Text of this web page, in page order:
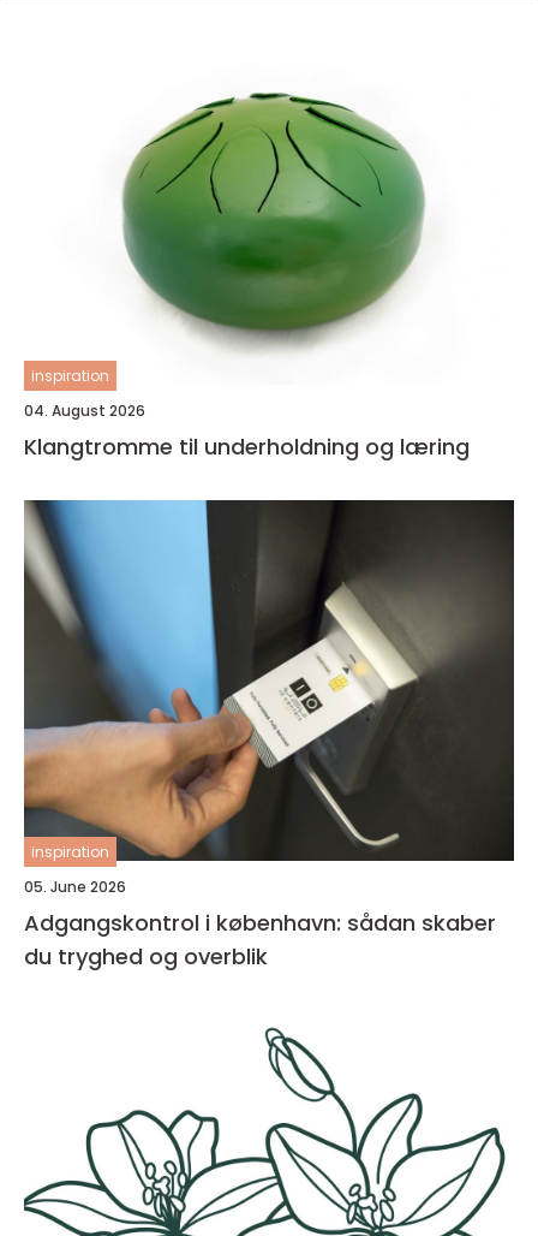
inspiration
04. August 2026
Klangtromme til underholdning og læring
inspiration
05. June 2026
Adgangskontrol i københavn: sådan skaber
du tryghed og overblik